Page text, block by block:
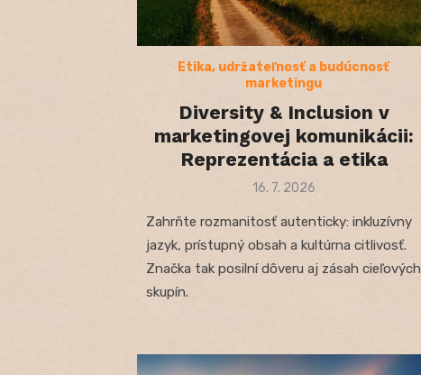
Etika, udržateľnosť a budúcnosť
marketingu
Diversity & Inclusion v
marketingovej komunikácii:
Reprezentácia a etika
Posted
16. 7. 2026
Zahrňte rozmanitosť autenticky: inkluzívny
jazyk, prístupný obsah a kultúrna citlivosť.
Značka tak posilní dôveru aj zásah cieľových
skupín.